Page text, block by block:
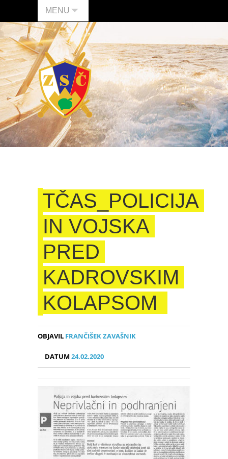
MENU
TČAS_POLICIJA
IN VOJSKA
PRED
KADROVSKIM
KOLAPSOM
OBJAVIL FRANČIŠEK ZAVAŠNIK
DATUM24.02.2020